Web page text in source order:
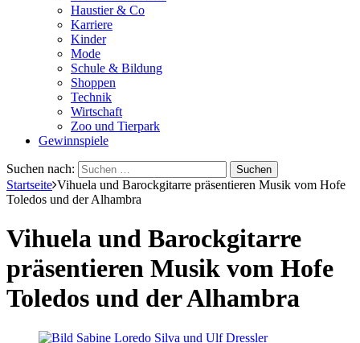
Haustier & Co
Karriere
Kinder
Mode
Schule & Bildung
Shoppen
Technik
Wirtschaft
Zoo und Tierpark
Gewinnspiele
Suchen nach:
Startseite Vihuela und Barockgitarre präsentieren Musik vom Hofe
Toledos und der Alhambra
Vihuela und Barockgitarre
präsentieren Musik vom Hofe
Toledos und der Alhambra